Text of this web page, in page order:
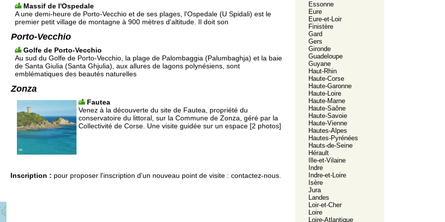
Essonne
Eure
Eure-et-Loir
Finistère
Gard
Gers
Gironde
Guadeloupe
Guyane
Haut-Rhin
Haute-Corse
Haute-Garonne
Haute-Loire
Haute-Marne
Haute-Saône
Haute-Savoie
Haute-Vienne
Hautes-Alpes
Hautes-Pyrénées
Hauts-de-Seine
Hérault
Ille-et-Vilaine
Indre
Indre-et-Loire
Isère
Jura
Landes
Loir-et-Cher
Loire
Loire-Atlantique
Massif de l'Ospedale
A une demi-heure de Porto-Vecchio et de ses plages, l'Ospedale (U Spidali) est le
premier petit village de montagne à 900 mètres d'altitude. Il doit son
Porto-Vecchio
Golfe de Porto-Vecchio
Au sud du Golfe de Porto-Vecchio, la plage de Palombaggia (Palumbaghja) et la baie
de Santa Giulia (Santa Ghjulia), aux allures de lagons polynésiens, sont
emblématiques des beautés naturelles
Zonza
Fautea
Venez à la découverte du site de Fautea, propriété du
conservatoire du littoral, sur la Commune de Zonza, géré par la
Collectivité de Corse. Une visite guidée sur un espace [2 photos]
Inscription : pour proposer l'inscription d'un nouveau point de visite : contactez-nous.